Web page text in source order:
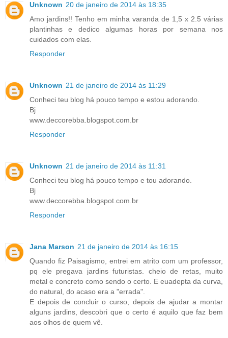
Unknown 20 de janeiro de 2014 às 18:35
Amo jardins!! Tenho em minha varanda de 1,5 x 2.5 várias
plantinhas e dedico algumas horas por semana nos
cuidados com elas.
Responder
Unknown 21 de janeiro de 2014 às 11:29
Conheci teu blog há pouco tempo e estou adorando.
Bj
www.deccorebba.blogspot.com.br
Responder
Unknown 21 de janeiro de 2014 às 11:31
Conheci teu blog há pouco tempo e tou adorando.
Bj
www.deccorebba.blogspot.com.br
Responder
Jana Marson 21 de janeiro de 2014 às 16:15
Quando fiz Paisagismo, entrei em atrito com um professor,
pq ele pregava jardins futuristas. cheio de retas, muito
metal e concreto como sendo o certo. E euadepta da curva,
do natural, do acaso era a "errada".
E depois de concluir o curso, depois de ajudar a montar
alguns jardins, descobri que o certo é aquilo que faz bem
aos olhos de quem vê.